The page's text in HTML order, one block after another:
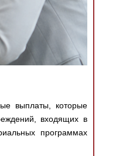
выплаты, которые
входящих в
программах